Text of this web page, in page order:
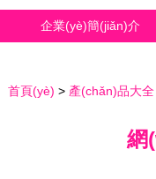
企業(yè)簡(jiǎn)介
首頁(yè) > 產(chǎn)品大全
網